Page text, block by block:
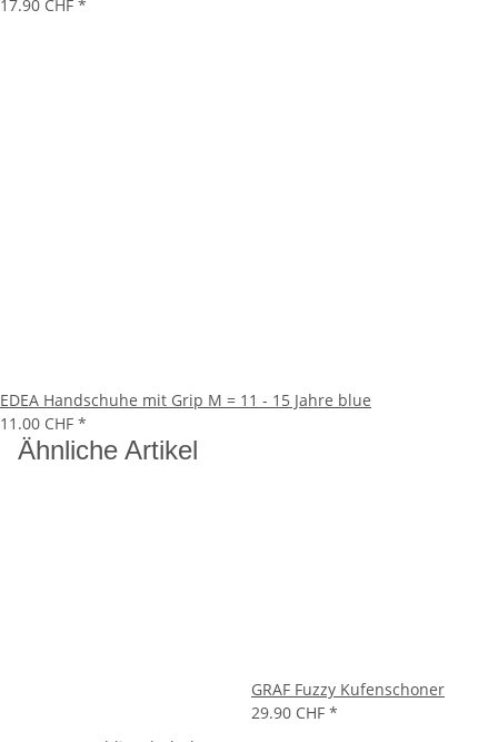
17.90 CHF *
EDEA Handschuhe mit Grip M = 11 - 15 Jahre blue
11.00 CHF *
Ähnliche Artikel
GRAF Fuzzy Kufenschoner
29.90 CHF *